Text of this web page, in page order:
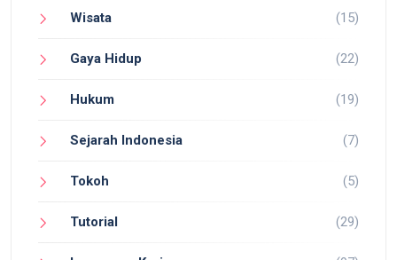
Wisata (15)
Gaya Hidup (22)
Hukum (19)
Sejarah Indonesia (7)
Tokoh (5)
Tutorial (29)